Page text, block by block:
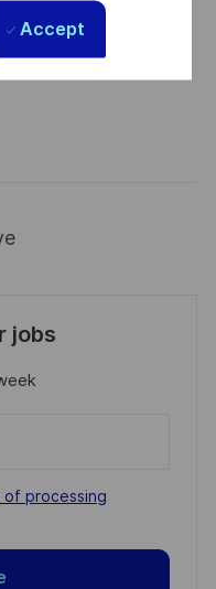
Accept
now!
jobs
processing